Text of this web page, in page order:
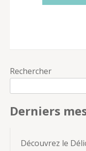
Rechercher
Derniers
Découvrez le